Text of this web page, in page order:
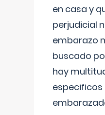
en casa y
perjudicial
embarazo
buscado
hay
especificos